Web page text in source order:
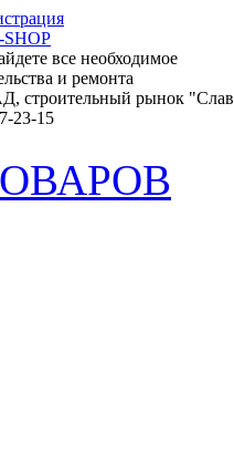
все необходимое
и ремонта
строительный рынок
23-15